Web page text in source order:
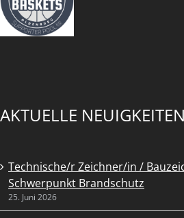
AKTUELLE NEUIGKEITEN
Technische/r Zeichner/in /
Schwerpunkt Brandschutz
25. Juni 2026